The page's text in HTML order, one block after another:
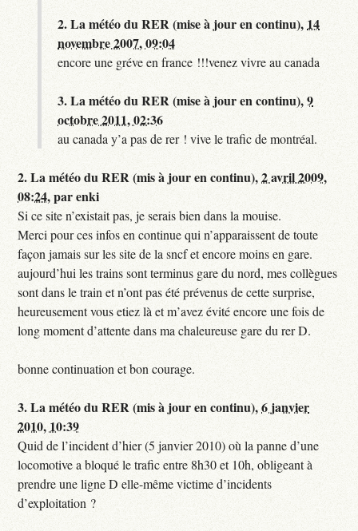
2.La météo du RER (mise à jour en continu), 14
novembre 2007, 09:04
encore une gréve en france !!!venez vivre au canada
3.La météo du RER (mise à jour en continu),9
octobre 2011, 02:36
au canada y’a pas de rer ! vive le trafic de montréal.
2.La météo du RER (mis à jour en continu),2 avril 2009,
08:24,parenki
Si ce site n’existait pas, je serais bien dans la mouise.
Merci pour ces infos en continue qui n’apparaissent de toute
façon jamais sur les site de la sncf et encore moins en gare.
aujourd’hui les trains sont terminus gare du nord, mes collègues
sont dans le train et n’ont pas été prévenus de cette surprise,
heureusement vous etiez là et m’avez évité encore une fois de
long moment d’attente dans ma chaleureuse gare du rer D.
bonne continuation et bon courage.
3.La météo du RER (mis à jour en continu),6 janvier
2010, 10:39
Quid de l’incident d’hier (5 janvier 2010) où la panne d’une
locomotive a bloqué le trafic entre 8h30 et 10h, obligeant à
prendre une ligne D elle-même victime d’incidents
d’exploitation ?